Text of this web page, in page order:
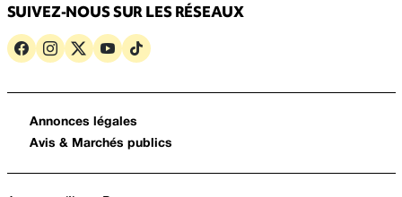
SUIVEZ-NOUS SUR LES RÉSEAUX
Annonces légales
Avis & Marchés publics